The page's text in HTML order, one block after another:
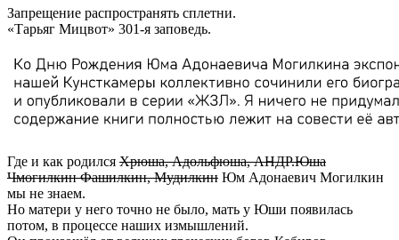
Запрещение распространять сплетни.
«Тарьяг Мицвот» 301-я заповедь.
Где и как родился Хрюша, Адольфюша, АНДР.Юша
Чмогилкин Фашилкин, Мудилкин Юм Адонаевич Могилкин
мы не знаем.
Но матери у него точно не было, мать у Юши появилась
потом, в процессе наших измышлений.